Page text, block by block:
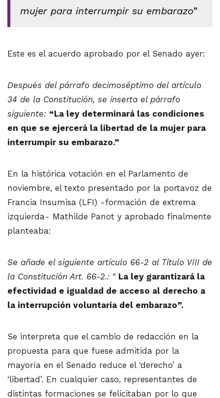
mujer para interrumpir su embarazo”
Este es el acuerdo aprobado por el Senado ayer:
Después del párrafo decimoséptimo del artículo
34 de la Constitución, se inserta el párrafo
siguiente: “La ley determinará las condiciones
en que se ejercerá la libertad de la mujer para
interrumpir su embarazo.”
En la histórica votación en el Parlamento de
noviembre, el texto presentado por la portavoz de
Francia Insumisa (LFI) -formación de extrema
izquierda- Mathilde Panot y aprobado finalmente
planteaba:
Se añade el siguiente artículo 66-2 al Título VIII de
la Constitución Art. 66-2.: “ La ley garantizará la
efectividad e igualdad de acceso al derecho a
la interrupción voluntaria del embarazo”.
Se interpreta que el cambio de redacción en la
propuesta para que fuese admitida por la
mayoría en el Senado reduce el ‘derecho’ a
‘libertad’. En cualquier caso, representantes de
distintas formaciones se felicitaban por lo que